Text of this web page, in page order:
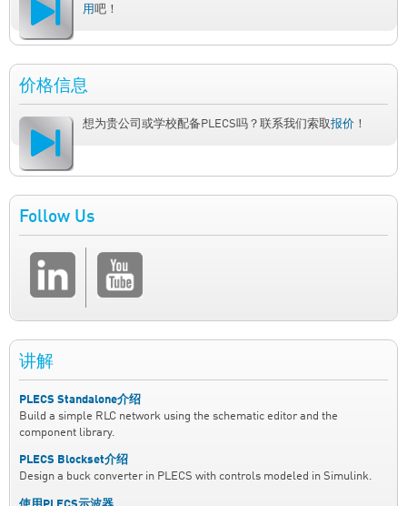
用吧！
价格信息
想为贵公司或学校配备PLECS吗？联系我们索取报价 ！
Follow Us
讲解
PLECS Standalone介绍
Build a simple RLC network using the schematic editor and the
component library.
PLECS Blockset介绍
Design a buck converter in PLECS with controls modeled in Simulink.